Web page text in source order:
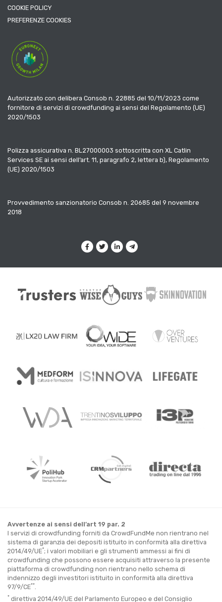
COOKIE POLICY
PREFERENZE COOKIES
Autorizzato con delibera Consob n. 22885 del 10/11/2023 come
fornitore di servizi di crowdfunding ai sensi del Regolamento (UE)
2020/1503
Polizza assicurativa n. BL27000003 sottoscritta con XL Catlin
Services SE ai sensi dell’art. 11, paragrafo 2, lettera b), Regolamento
(UE) 2020/1503
Provvedimento sanzionatorio Consob n. 20685 del 9 novembre
2018
Avvertenze ai sensi dell’art 19 par. 2
I servizi di crowdfunding forniti da CrowdFundMe non rientrano nel
sistema di garanzia dei depositi istituito in conformità alla direttiva
2014/49/UE*; i valori mobiliari e gli strumenti ammessi ai fini di
crowdfunding che possono essere acquisiti attraverso la presente
piattaforma di crowdfunding non rientrano nello schema di
indennizzo degli investitori istituito in conformità alla direttiva
97/9/CE**
* direttiva 2014/49/UE del Parlamento Europeo e del Consiglio